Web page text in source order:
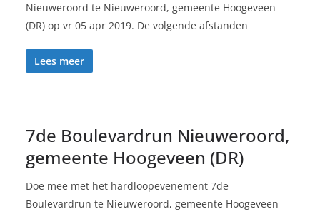
Nieuweroord te Nieuweroord, gemeente Hoogeveen
(DR) op vr 05 apr 2019. De volgende afstanden
Lees meer
7de Boulevardrun Nieuweroord,
gemeente Hoogeveen (DR)
Doe mee met het hardloopevenement 7de
Boulevardrun te Nieuweroord, gemeente Hoogeveen